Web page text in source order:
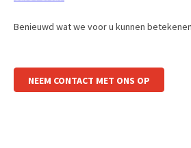
Benieuwd wat we voor u kunnen
NEEM CONTACT MET ONS OP